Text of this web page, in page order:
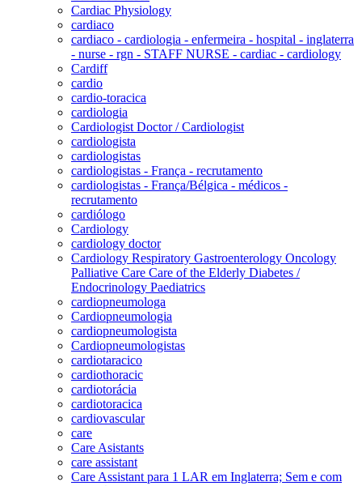
Cardiac Physiology
cardiaco
cardiaco - cardiologia - enfermeira - hospital - inglaterra
- nurse - rgn - STAFF NURSE - cardiac - cardiology
Cardiff
cardio
cardio-toracica
cardiologia
Cardiologist Doctor / Cardiologist
cardiologista
cardiologistas
cardiologistas - França - recrutamento
cardiologistas - França/Bélgica - médicos -
recrutamento
cardiólogo
Cardiology
cardiology doctor
Cardiology Respiratory Gastroenterology Oncology
Palliative Care Care of the Elderly Diabetes /
Endocrinology Paediatrics
cardiopneumologa
Cardiopneumologia
cardiopneumologista
Cardiopneumologistas
cardiotaracico
cardiothoracic
cardiotorácia
cardiotoracica
cardiovascular
care
Care Asistants
care assistant
Care Assistant para 1 LAR em Inglaterra; Sem e com